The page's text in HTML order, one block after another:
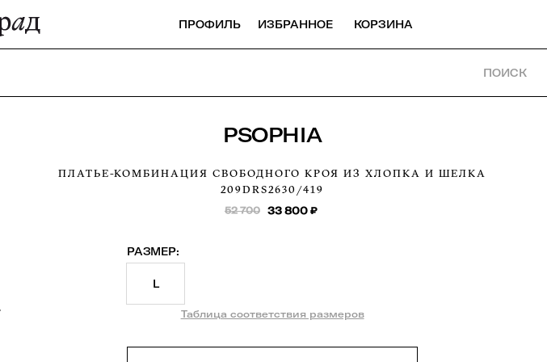
ПРОФИЛЬ ИЗБРАННОЕ КОРЗИНА
ПОИСК
PSOPHIA
ПЛАТЬЕ-КОМБИНАЦИЯ СВОБОДНОГО КРОЯ ИЗ ХЛОПКА И ШЕЛКА
209DRS2630/419
52 700 33 800₽
РАЗМЕР:
L
Таблица соответствия размеров